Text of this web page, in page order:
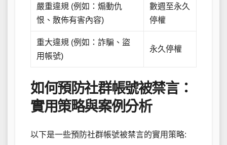
嚴重違規 (例如：煽動仇
恨、散佈有害內容)
數週至永久
停權
重大違規 (例如：詐騙、盜
用帳號)
永久停權
如何預防社群帳號被禁言：
實用策略與案例分析
以下是一些預防社群帳號被禁言的實用策略: